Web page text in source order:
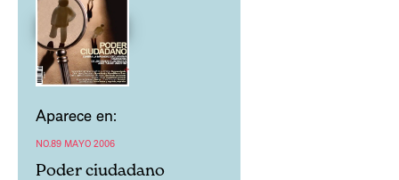
Aparece en:
NO.89 MAYO 2006
Poder ciudadano